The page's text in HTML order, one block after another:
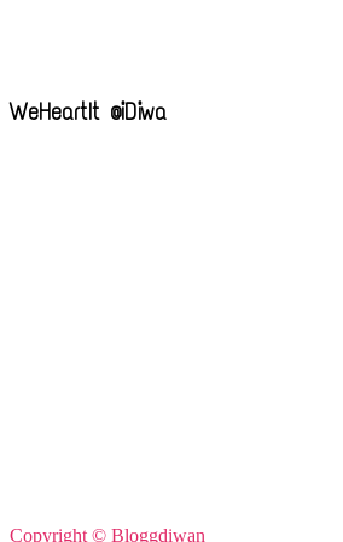
WeHeartIt @iDiwa
Copyright © Bloggdiwan